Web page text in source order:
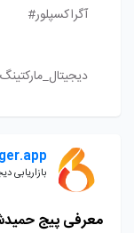
آگراکسپلور#
بازاریابی
معرفی پیج